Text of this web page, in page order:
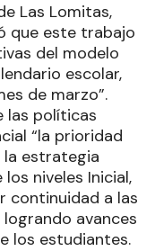
Las Lomitas,
que este trabajo
del modelo
escolar,
de marzo”.
las políticas
“la prioridad
la estrategia
niveles Inicial,
continuidad a las
avances
los estudiantes.